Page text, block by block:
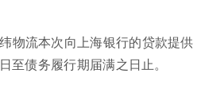
物流本次向上海银行的贷款提供
债务履行期届满之日止。